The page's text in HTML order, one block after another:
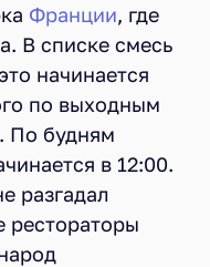
Франции, где
В списке смесь
начинается
по выходным
По будням
в 12:00.
разгадал
рестораторы